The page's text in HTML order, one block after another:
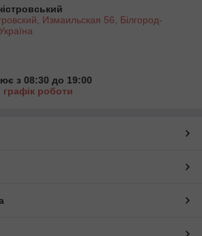
Измаильская 56, Білгород-
з 08:30 до 19:00
роботи